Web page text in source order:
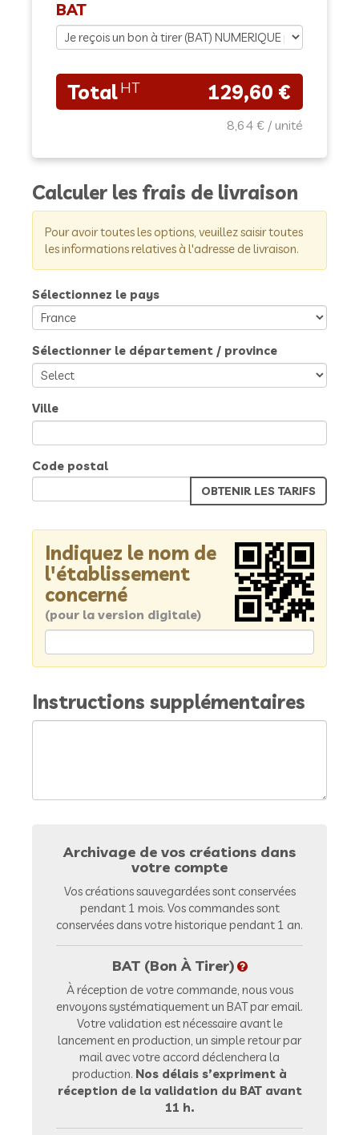
BAT
129,60 €
8,64 €
Calculer les frais de livraison
Pour avoir toutes les options, veuillez saisir toutes
les informations relatives à l'adresse de livraison.
Sélectionnez le pays
Sélectionner le département / province
Ville
Code postal
Indiquez le nom de
l'établissement
concerné
(pour la version digitale)
Instructions supplémentaires
Archivage de vos créations dans
votre compte
Vos créations sauvegardées sont conservées
pendant 1 mois. Vos commandes sont
conservées dans votre historique pendant 1 an.
BAT (Bon À Tirer)
À réception de votre commande, nous vous
envoyons systématiquement un BAT par email.
Votre validation est nécessaire avant le
lancement en production, un simple retour par
mail avec votre accord déclenchera la
production. Nos délais s’expriment à
réception de la validation du BAT avant
11 h.